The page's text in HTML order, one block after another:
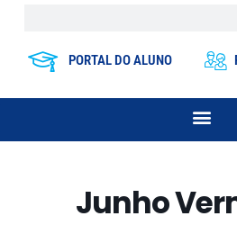
PORTAL DO ALUNO
Junho